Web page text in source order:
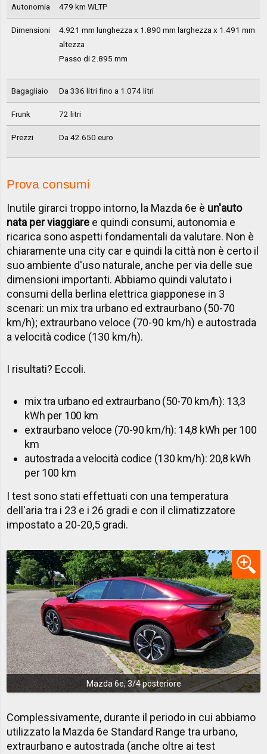
Autonomia 479 km WLTP
Dimensioni
4.921 mm lunghezza x 1.890 mm larghezza x 1.491 mm
altezza
Passo di 2.895 mm
Bagagliaio Da 336 litri fino a 1.074 litri
Frunk 72 litri
Prezzi Da 42.650 euro
Prova consumi
Inutile girarci troppo intorno, la Mazda 6e è un'auto
nata per viaggiare e quindi consumi, autonomia e
ricarica sono aspetti fondamentali da valutare. Non è
chiaramente una city car e quindi la città non è certo il
suo ambiente d'uso naturale, anche per via delle sue
dimensioni importanti. Abbiamo quindi valutato i
consumi della berlina elettrica giapponese in 3
scenari: un mix tra urbano ed extraurbano (50-70
km/h); extraurbano veloce (70-90 km/h) e autostrada
a velocità codice (130 km/h).
I risultati? Eccoli.
mix tra urbano ed extraurbano (50-70 km/h): 13,3
kWh per 100 km
extraurbano veloce (70-90 km/h): 14,8 kWh per 100
km
autostrada a velocità codice (130 km/h): 20,8 kWh
per 100 km
I test sono stati effettuati con una temperatura
dell'aria tra i 23 e i 26 gradi e con il climatizzatore
impostato a 20-20,5 gradi.
Mazda 6e, 3/4 posteriore
Complessivamente, durante il periodo in cui abbiamo
utilizzato la Mazda 6e Standard Range tra urbano,
extraurbano e autostrada (anche oltre ai test